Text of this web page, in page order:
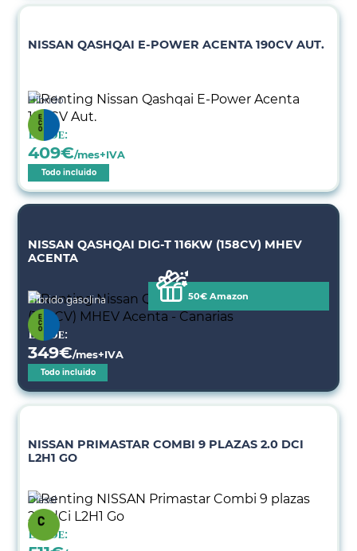
NISSAN QASHQAI E-POWER ACENTA 190CV AUT.
Híbrido
Desde:
409€/mes+IVA
Todo incluido
NISSAN QASHQAI DIG-T 116KW (158CV) MHEV
ACENTA
Híbrido gasolina 50€ Amazon
Desde:
349€/mes+IVA
Todo incluido
NISSAN PRIMASTAR COMBI 9 PLAZAS 2.0 DCI
L2H1 GO
Diésel
Desde: